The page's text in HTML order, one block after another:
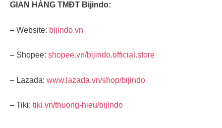
GIAN HÀNG TMĐT Bijindo:
– Website: bijindo.vn
– Shopee: shopee.vn/bijindo.official.store
– Lazada: www.lazada.vn/shop/bijindo
– Tiki: tiki.vn/thuong-hieu/bijindo